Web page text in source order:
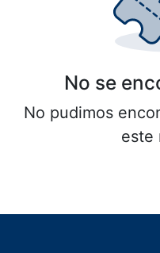
No se
No pudimos
este